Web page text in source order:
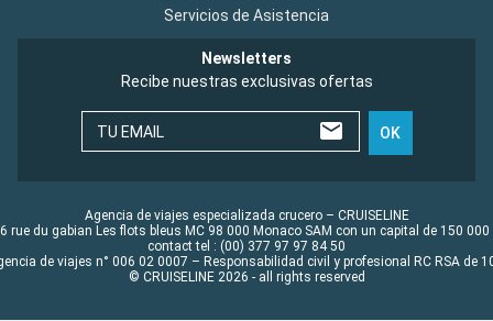
Servicios de Asistencia
Newsletters
Recibe nuestras exclusivas ofertas
TU EMAIL OK
Agencia de viajes especializada crucero – CRUISELINE
rue du gabian Les flots bleus MC 98 000 Monaco SAM con un capital de 150 000
contact tel : (00) 377 97 97 84 50
de viajes n° 006 02 0007 – Responsabilidad civil y profesional RC RSA de
© CRUISELINE 2026 - all rights reserved